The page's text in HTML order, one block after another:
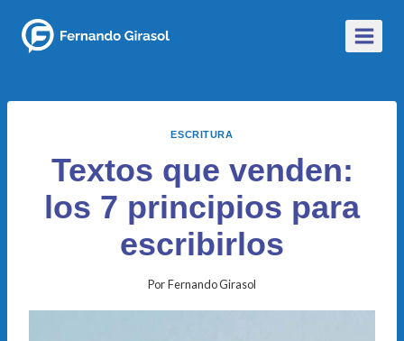
ESCRITURA
Textos que venden:
los 7 principios para
escribirlos
PorFernando Girasol